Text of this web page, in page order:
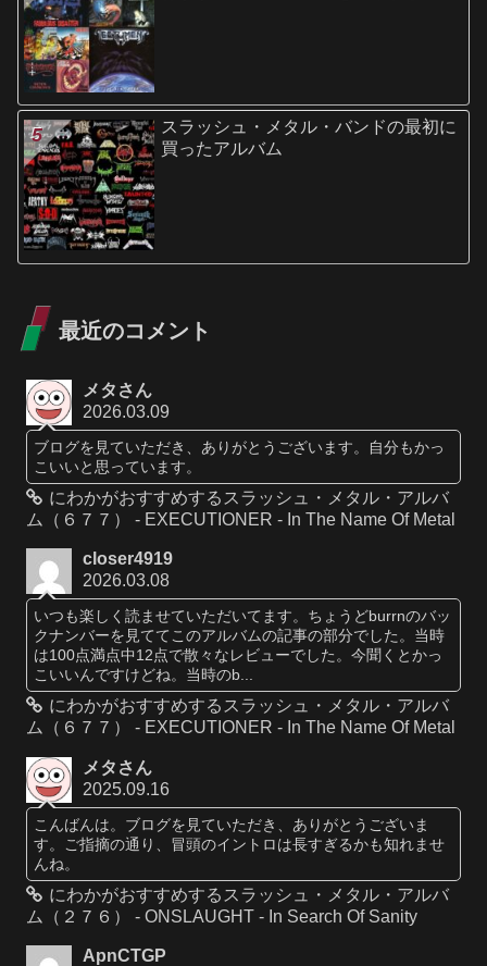
スラッシュ・メタル・バンドの最初に
買ったアルバム
最近のコメント
メタさん
2026.03.09
ブログを見ていただき、ありがとうございます。自分もかっ
こいいと思っています。
にわかがおすすめするスラッシュ・メタル・アルバ
ム（６７７） - EXECUTIONER - In The Name Of Metal
closer4919
2026.03.08
いつも楽しく読ませていただいてます。ちょうどburrnのバッ
クナンバーを見ててこのアルバムの記事の部分でした。当時
は100点満点中12点で散々なレビューでした。今聞くとかっ
こいいんですけどね。当時のb...
にわかがおすすめするスラッシュ・メタル・アルバ
ム（６７７） - EXECUTIONER - In The Name Of Metal
メタさん
2025.09.16
こんばんは。ブログを見ていただき、ありがとうございま
す。ご指摘の通り、冒頭のイントロは長すぎるかも知れませ
んね。
にわかがおすすめするスラッシュ・メタル・アルバ
ム（２７６） - ONSLAUGHT - In Search Of Sanity
ApnCTGP